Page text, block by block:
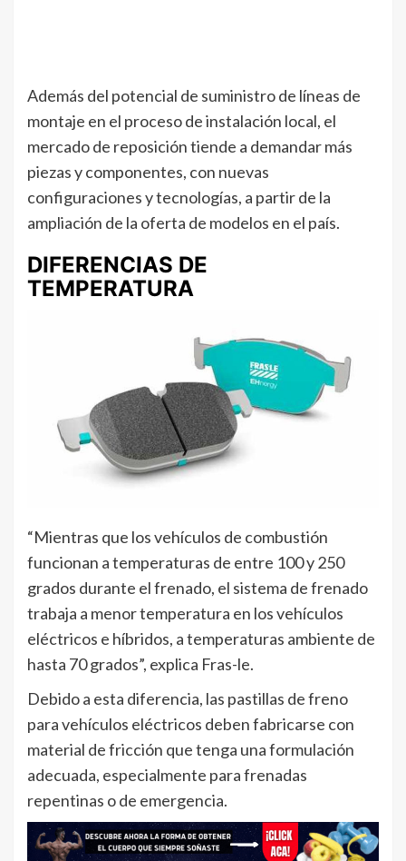
Además del potencial de suministro de líneas de
montaje en el proceso de instalación local, el
mercado de reposición tiende a demandar más
piezas y componentes, con nuevas
configuraciones y tecnologías, a partir de la
ampliación de la oferta de modelos en el país.
DIFERENCIAS DE
TEMPERATURA
“Mientras que los vehículos de combustión
funcionan a temperaturas de entre 100 y 250
grados durante el frenado, el sistema de frenado
trabaja a menor temperatura en los vehículos
eléctricos e híbridos, a temperaturas ambiente de
hasta 70 grados”, explica Fras-le.
Debido a esta diferencia, las pastillas de freno
para vehículos eléctricos deben fabricarse con
material de fricción que tenga una formulación
adecuada, especialmente para frenadas
repentinas o de emergencia.